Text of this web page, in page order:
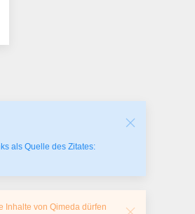
als Quelle des Zitates:
Inhalte von Qimeda dürfen